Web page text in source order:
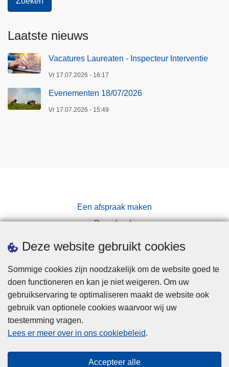
Deze website gebruikt cookies
Sommige cookies zijn noodzakelijk om de website goed te
doen functioneren en kan je niet weigeren. Om uw
gebruikservaring te optimaliseren maakt de website ook
gebruik van optionele cookies waarvoor wij uw
toestemming vragen.
Lees er meer over in ons cookiebeleid.
Accepteer alle
Laatste nieuws
Vacatures Laureaten - Inspecteur Interventie
Vr 17.07.2026 - 16:17
Evenementen 18/07/2026
Vr 17.07.2026 - 15:49
Een afspraak maken
Downloads
Privacy
Cookies